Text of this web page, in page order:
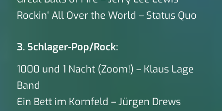
Rockin‘ All Over the World – Status Quo
3. Schlager-Pop/Rock:
1000 und 1 Nacht (Zoom!) – Klaus Lage
Band
Ein Bett im Kornfeld – Jürgen Drews